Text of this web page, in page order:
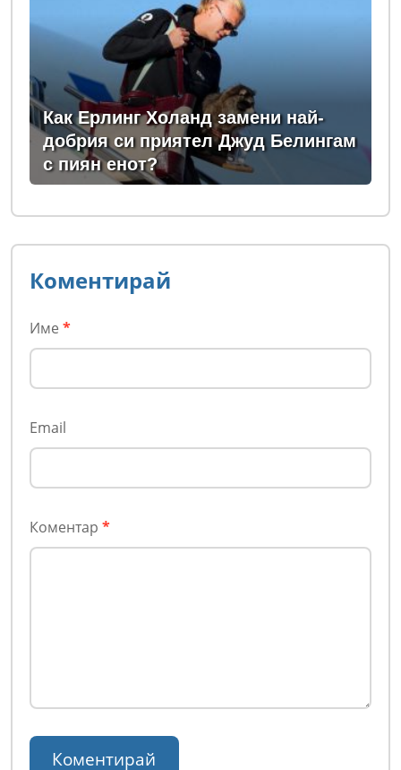
Как Ерлинг Холанд замени най-
добрия си приятел Джуд Белингам
с пиян енот?
Коментирай
Име *
Email
Коментар *